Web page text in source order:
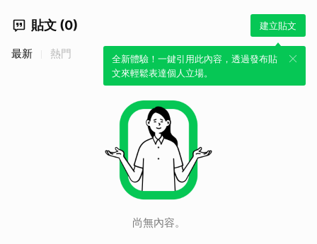
貼文 (0) 建立貼文
全新體驗！一鍵引用此內容，透過發布貼
文來輕鬆表達個人立場。
最新 熱門
尚無內容。